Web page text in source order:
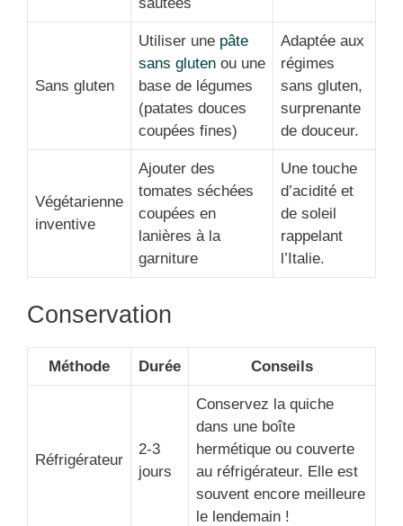
Sans gluten
Utiliser une pâte
sans gluten ou une
base de légumes
(patates douces
coupées fines)
Adaptée aux
régimes
sans gluten,
surprenante
de douceur.
Végétarienne
inventive
Ajouter des
tomates séchées
coupées en
lanières à la
garniture
Une touche
d’acidité et
de soleil
rappelant
l’Italie.
Conservation
Méthode Durée Conseils
Réfrigérateur
2-3
jours
Conservez la quiche
dans une boîte
hermétique ou couverte
au réfrigérateur. Elle est
souvent encore meilleure
le lendemain !